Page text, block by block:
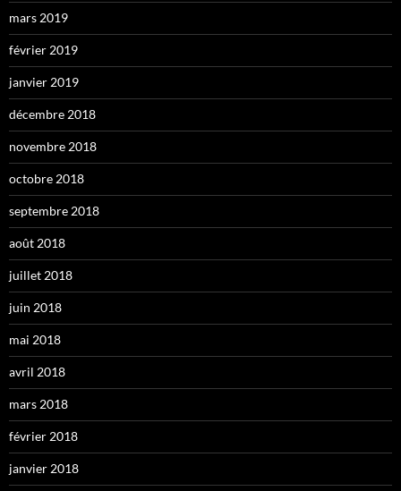
mars 2019
février 2019
janvier 2019
décembre 2018
novembre 2018
octobre 2018
septembre 2018
août 2018
juillet 2018
juin 2018
mai 2018
avril 2018
mars 2018
février 2018
janvier 2018